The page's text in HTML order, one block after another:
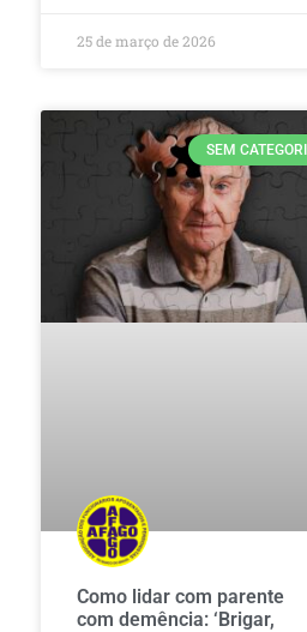
25 de março de 2026
SEM
Como lidar com parente
com demência: ‘Brigar,